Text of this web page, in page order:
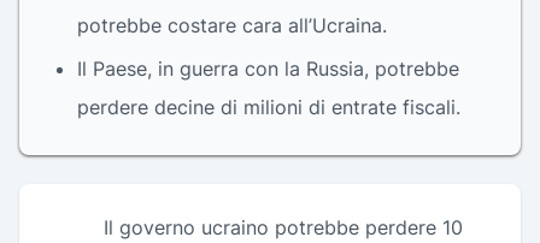
potrebbe costare cara all’Ucraina.
Il Paese, in guerra con la Russia, potrebbe
perdere decine di milioni di entrate fiscali.
Il governo ucraino potrebbe perdere 10